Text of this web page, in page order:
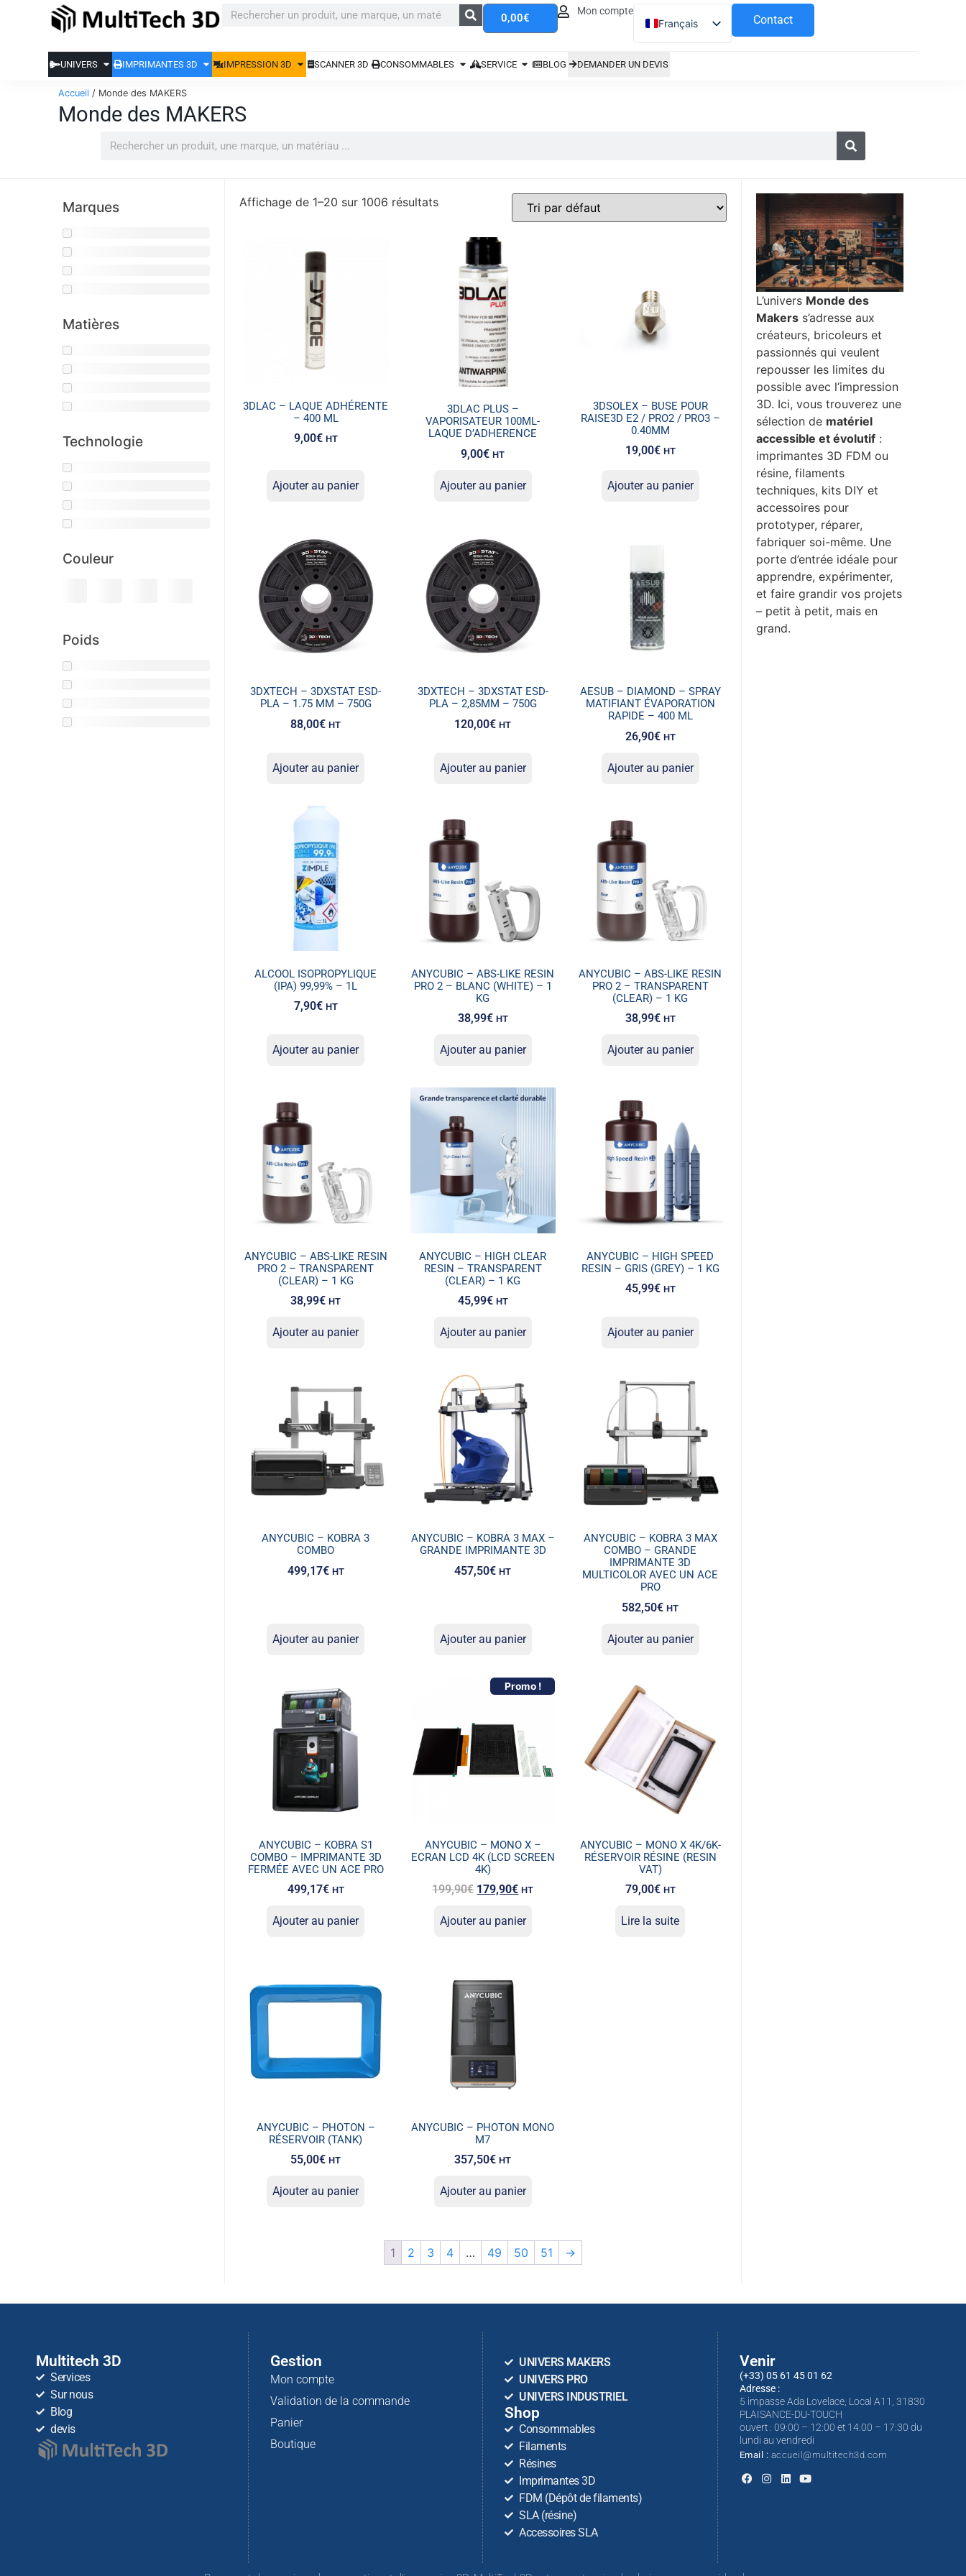
0,00€
Mon compte
Français
Español
Contact
UNIVERS IMPRIMANTES 3D IMPRESSION 3D SCANNER 3D CONSOMMABLES SERVICE BLOG DEMANDER UN DEVIS
Accueil / Monde des MAKERS
Monde des MAKERS
Marques
Matières
Technologie
Couleur
Poids
Affichage de 1–20 sur 1006 résultats
3DLAC – LAQUE ADHÉRENTE
– 400 ML
9,00€ HT
Ajouter au panier
3DLAC PLUS –
VAPORISATEUR 100ML-
LAQUE D’ADHERENCE
9,00€ HT
Ajouter au panier
3DSOLEX – BUSE POUR
RAISE3D E2 / PRO2 / PRO3 –
0.40MM
19,00€ HT
Ajouter au panier
3DXTECH – 3DXSTAT ESD-
PLA – 1.75 MM – 750G
88,00€ HT
Ajouter au panier
3DXTECH – 3DXSTAT ESD-
PLA – 2,85MM – 750G
120,00€ HT
Ajouter au panier
AESUB – DIAMOND – SPRAY
MATIFIANT ÉVAPORATION
RAPIDE – 400 ML
26,90€ HT
Ajouter au panier
ALCOOL ISOPROPYLIQUE
(IPA) 99,99% – 1L
7,90€ HT
Ajouter au panier
ANYCUBIC – ABS-LIKE RESIN
PRO 2 – BLANC (WHITE) – 1
KG
38,99€ HT
Ajouter au panier
ANYCUBIC – ABS-LIKE RESIN
PRO 2 – TRANSPARENT
(CLEAR) – 1 KG
38,99€ HT
Ajouter au panier
ANYCUBIC – ABS-LIKE RESIN
PRO 2 – TRANSPARENT
(CLEAR) – 1 KG
38,99€ HT
Ajouter au panier
ANYCUBIC – HIGH CLEAR
RESIN – TRANSPARENT
(CLEAR) – 1 KG
45,99€ HT
Ajouter au panier
ANYCUBIC – HIGH SPEED
RESIN – GRIS (GREY) – 1 KG
45,99€ HT
Ajouter au panier
ANYCUBIC – KOBRA 3
COMBO
499,17€ HT
Ajouter au panier
ANYCUBIC – KOBRA 3 MAX –
GRANDE IMPRIMANTE 3D
457,50€ HT
Ajouter au panier
ANYCUBIC – KOBRA 3 MAX
COMBO – GRANDE
IMPRIMANTE 3D
MULTICOLOR AVEC UN ACE
PRO
582,50€ HT
Ajouter au panier
ANYCUBIC – KOBRA S1
COMBO – IMPRIMANTE 3D
FERMÉE AVEC UN ACE PRO
499,17€ HT
Ajouter au panier
Promo !
ANYCUBIC – MONO X –
ECRAN LCD 4K (LCD SCREEN
4K)
199,90€ 179,90€ HT
Ajouter au panier
ANYCUBIC – MONO X 4K/6K-
RÉSERVOIR RÉSINE (RESIN
VAT)
79,00€ HT
Lire la suite
ANYCUBIC – PHOTON –
RÉSERVOIR (TANK)
55,00€ HT
Ajouter au panier
ANYCUBIC – PHOTON MONO
M7
357,50€ HT
Ajouter au panier
1 2 3 4 … 49 50 51 →
L’univers Monde des
Makers s’adresse aux
créateurs, bricoleurs et
passionnés qui veulent
repousser les limites du
possible avec l’impression
3D. Ici, vous trouverez une
sélection de matériel
accessible et évolutif :
imprimantes 3D FDM ou
résine, filaments
techniques, kits DIY et
accessoires pour
prototyper, réparer,
fabriquer soi-même. Une
porte d’entrée idéale pour
apprendre, expérimenter,
et faire grandir vos projets
– petit à petit, mais en
grand.
Multitech 3D
Services
Sur nous
Blog
devis
Gestion
Mon compte
Validation de la commande
Panier
Boutique
UNIVERS MAKERS
UNIVERS PRO
UNIVERS INDUSTRIEL
Shop
Consommables
Filaments
Résines
Imprimantes 3D
FDM (Dépôt de filaments)
SLA (résine)
Accessoires SLA
Venir
(+33) 05 61 45 01 62
Adresse :
5 impasse Ada Lovelace, Local A11, 31830
PLAISANCE-DU-TOUCH
ouvert : 09:00 – 12:00 et 14:00 – 17:30 du
lundi au vendredi
Email : accueil@multitech3d.com